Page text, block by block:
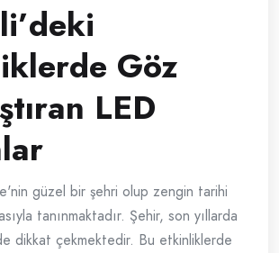
Göz
LED
güzel bir şehri olup zengin tarihi
tanınmaktadır. Şehir, son yıllarda
dikkat çekmektedir. Bu etkinliklerde